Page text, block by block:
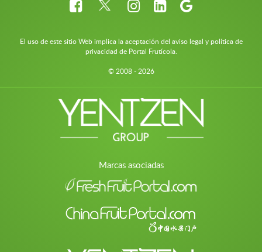
El uso de este sitio Web implica la aceptación del aviso legal y política de
privacidad de Portal Frutícola.
© 2008 - 2026
Marcas asociadas